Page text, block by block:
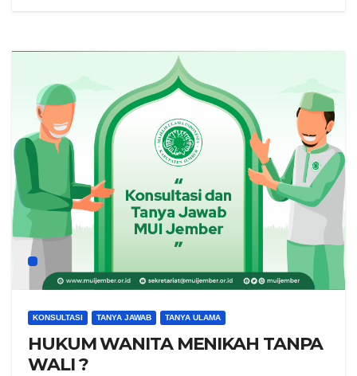
KONSULTASI TANYA JAWAB TANYA ULAMA
HUKUM WANITA MENIKAH TANPA
WALI ?